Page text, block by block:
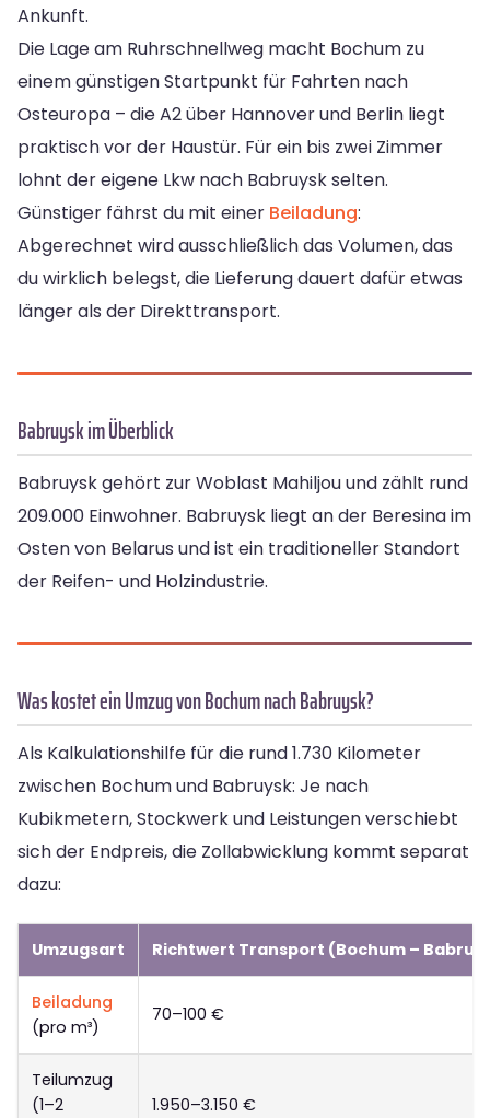
Ankunft.
Die Lage am Ruhrschnellweg macht Bochum zu
einem günstigen Startpunkt für Fahrten nach
Osteuropa – die A2 über Hannover und Berlin liegt
praktisch vor der Haustür. Für ein bis zwei Zimmer
lohnt der eigene Lkw nach Babruysk selten.
Günstiger fährst du mit einer Beiladung:
Abgerechnet wird ausschließlich das Volumen, das
du wirklich belegst, die Lieferung dauert dafür etwas
länger als der Direkttransport.
Babruysk im Überblick
Babruysk gehört zur Woblast Mahiljou und zählt rund
209.000 Einwohner. Babruysk liegt an der Beresina im
Osten von Belarus und ist ein traditioneller Standort
der Reifen- und Holzindustrie.
Was kostet ein Umzug von Bochum nach Babruysk?
Als Kalkulationshilfe für die rund 1.730 Kilometer
zwischen Bochum und Babruysk: Je nach
Kubikmetern, Stockwerk und Leistungen verschiebt
sich der Endpreis, die Zollabwicklung kommt separat
dazu:
Umzugsart Richtwert Transport (Bochum –
Beiladung
(pro m³)
70–100 €
Teilumzug
(1–2
1.950–3.150 €